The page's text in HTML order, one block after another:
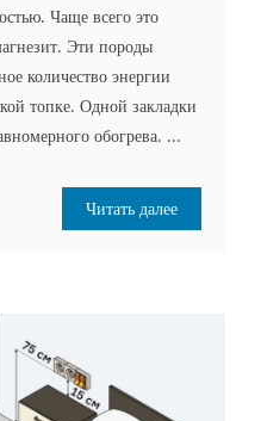
Чаще всего это
Эти породы
количество энергии
топке. Одной закладки
обогрева. ...
Читать далее